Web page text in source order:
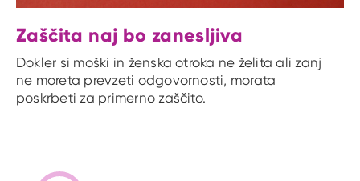
Zaščita naj bo zanesljiva
Dokler si moški in ženska otroka ne želita ali zanj
ne moreta prevzeti odgovornosti, morata
poskrbeti za primerno zaščito.